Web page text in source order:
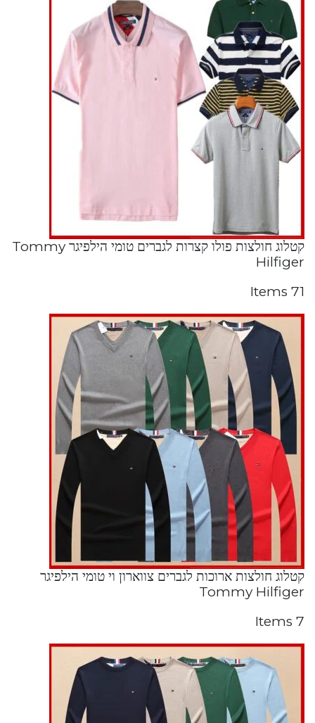
קטלוג חולצות פולו קצרות לגברים טומי הילפיגר Tommy
Hilfiger
71 Items
קטלוג חולצות ארוכות לגברים צווארון וי טומי הילפיגר
Tommy Hilfiger
7 Items